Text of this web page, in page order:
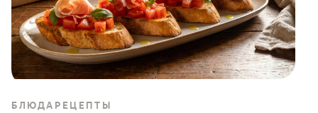
БЛЮДА РЕЦЕПТЫ